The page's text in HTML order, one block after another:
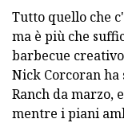
Tutto quello che
ma è più che
barbecue
Nick Corcoran
Ranch da marzo,
mentre i piani